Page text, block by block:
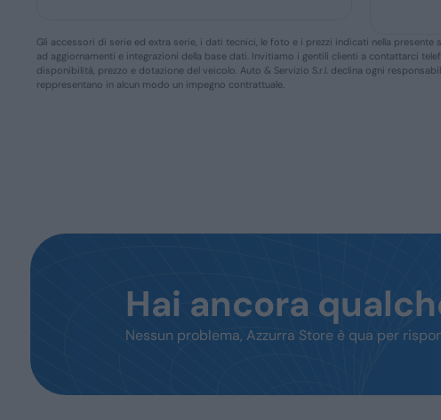
Gli accessori di serie ed extra serie, i dati tecnici, le foto e i prezzi indicati nella
ad aggiornamenti e integrazioni della base dati. Invitiamo i gentili clienti a contattarci
disponibilità, prezzo e dotazione del veicolo. Auto & Servizio S.r.l. declina ogni
reppresentano in alcun modo un impegno contrattuale.
Hai ancora
Nessun problema, Azzurra Store è qua per